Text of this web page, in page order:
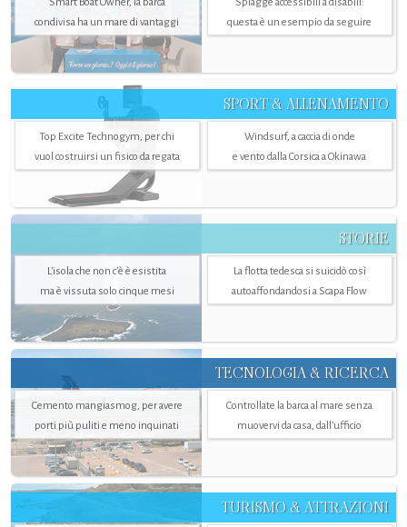
condivisa ha un mare di vantaggi
questa è un esempio da seguire
SPORT & ALLENAMENTO
Top Excite Technogym, per chi
vuol costruirsi un fisico da regata
Windsurf, a caccia di onde
e vento dalla Corsica a Okinawa
STORIE
L’isola che non c'è è esistita
ma è vissuta solo cinque mesi
La flotta tedesca si suicidò così
autoaffondandosi a Scapa Flow
TECNOLOGIA & RICERCA
Cemento mangiasmog, per avere
porti più puliti e meno inquinati
Controllate la barca al mare senza
muovervi da casa, dall’ufficio
TURISMO & ATTRAZIONI